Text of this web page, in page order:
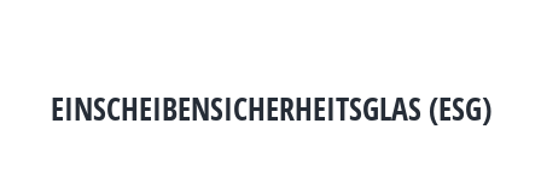
EINSCHEIBENSICHERHEITSGLAS (ESG)